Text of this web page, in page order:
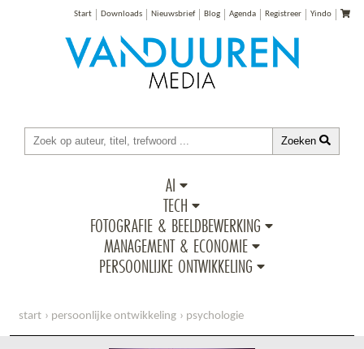
Start Downloads Nieuwsbrief Blog Agenda Registreer Yindo
Zoeken
AI
TECH
FOTOGRAFIE & BEELDBEWERKING
MANAGEMENT & ECONOMIE
PERSOONLIJKE ONTWIKKELING
start persoonlijke ontwikkeling psychologie